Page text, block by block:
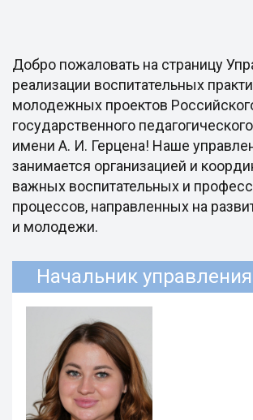
Добро пожаловать на страницу
реализации воспитательных
молодежных проектов
государственного
имени А. И. Герцена! Наше
занимается организацией и
важных воспитательных и
процессов, направленных на
и молодежи.
Начальник управления